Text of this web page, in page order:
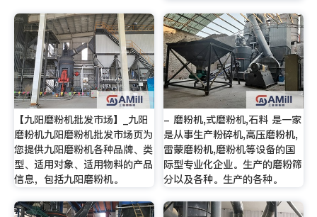
【九阳磨粉机批发市场】_九阳
磨粉机九阳磨粉机批发市场页为
您提供九阳磨粉机各种品牌、类
型、适用对象、适用物料的产品
信息，包括九阳磨粉机。
- 磨粉机,式磨粉机,石料 是一家
是从事生产粉碎机,高压磨粉机,
雷蒙磨粉机,磨粉机等设备的国
际型专业化企业。生产的磨粉筛
分以及各种。生产的各种。